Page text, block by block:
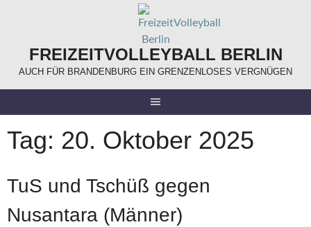
FREIZEITVOLLEYBALL BERLIN
AUCH FÜR BRANDENBURG EIN GRENZENLOSES VERGNÜGEN
Tag: 20. Oktober 2025
TuS und Tschüß gegen
Nusantara (Männer)